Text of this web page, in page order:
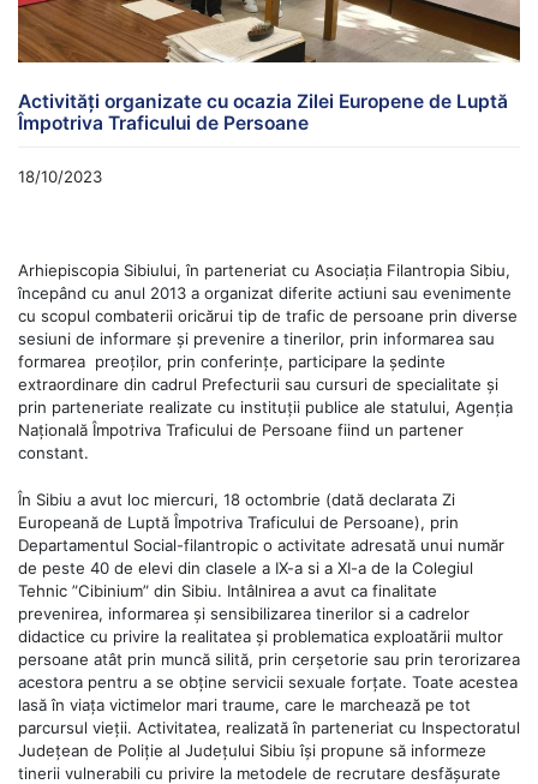
Activități organizate cu ocazia Zilei Europene de Luptă
Împotriva Traficului de Persoane
18/10/2023
Arhiepiscopia Sibiului, în parteneriat cu Asociația Filantropia Sibiu,
începând cu anul 2013 a organizat diferite actiuni sau evenimente
cu scopul combaterii oricărui tip de trafic de persoane prin diverse
sesiuni de informare și prevenire a tinerilor, prin informarea sau
formarea preoților, prin conferințe, participare la ședinte
extraordinare din cadrul Prefecturii sau cursuri de specialitate și
prin parteneriate realizate cu instituții publice ale statului, Agenția
Națională Împotriva Traficului de Persoane fiind un partener
constant.
În Sibiu a avut loc miercuri, 18 octombrie (dată declarata Zi
Europeană de Luptă Împotriva Traficului de Persoane), prin
Departamentul Social-filantropic o activitate adresată unui număr
de peste 40 de elevi din clasele a IX-a si a XI-a de la Colegiul
Tehnic ”Cibinium” din Sibiu. Intâlnirea a avut ca finalitate
prevenirea, informarea și sensibilizarea tinerilor si a cadrelor
didactice cu privire la realitatea și problematica exploatării multor
persoane atât prin muncă silită, prin cerșetorie sau prin terorizarea
acestora pentru a se obține servicii sexuale forțate. Toate acestea
lasă în viața victimelor mari traume, care le marchează pe tot
parcursul vieții. Activitatea, realizată în parteneriat cu Inspectoratul
Județean de Poliție al Județului Sibiu își propune să informeze
tinerii vulnerabili cu privire la metodele de recrutare desfășurate